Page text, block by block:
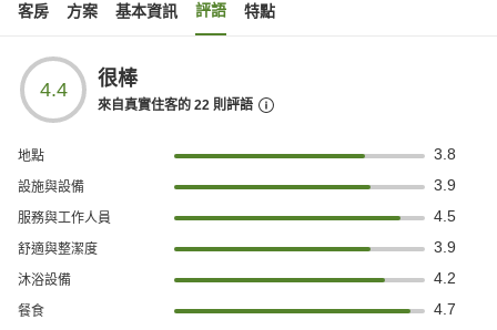
客房 方案 基本資訊 評語 特點
4.4 很棒
來自真實住客的 22 則評語
地點 3.8
設施與設備 3.9
服務與工作人員 4.5
舒適與整潔度 3.9
沐浴設備 4.2
餐食 4.7